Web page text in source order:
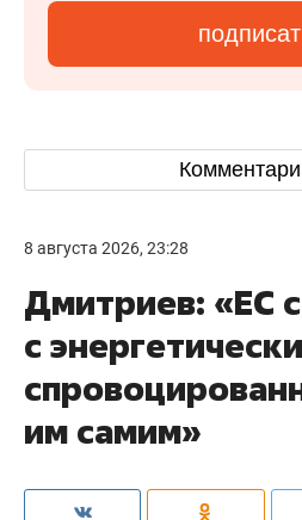
8 августа 2026, 23:28
Дмитриев: «ЕС
с
им самим»